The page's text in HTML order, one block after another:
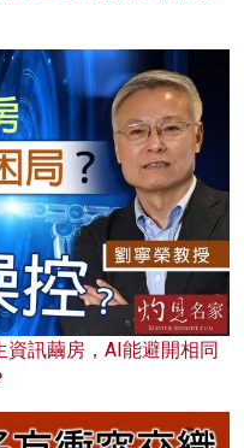
訊繭房，AI能避開相同